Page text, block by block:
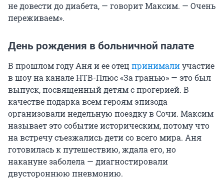
не довести до диабета, — говорит Максим. — Очень
переживаем».
День рождения в больничной палате
В прошлом году Аня и ее отец принималиучастие
в шоу на канале НТВ-Плюс «За гранью» — это был
выпуск, посвященный детям с прогерией. В
качестве подарка всем героям эпизода
организовали недельную поездку в Сочи. Максим
называет это событие историческим, потому что
на встречу съезжались дети со всего мира. Аня
готовилась к путешествию, ждала его, но
накануне заболела — диагностировали
двустороннюю пневмонию.